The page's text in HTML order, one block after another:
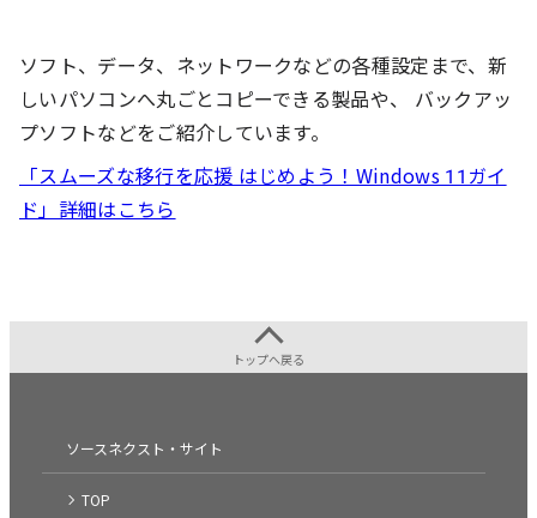
ソフト、データ、ネットワークなどの各種設定まで、新
しいパソコンへ丸ごとコピーできる製品や、 バックアッ
プソフトなどをご紹介しています。
「スムーズな移行を応援 はじめよう！Windows 11ガイ
ド」詳細はこちら
トップへ戻る
ソースネクスト・サイト
TOP